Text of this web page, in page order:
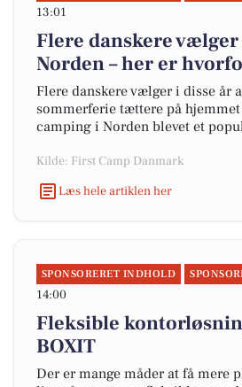
13:01
Flere danskere
Norden – her er
Flere danskere vælger i disse år
sommerferie tættere på hjemmet
camping i Norden blevet et
Kilde: First Camp Danmark
Læs hele artiklen her
SPONSORERET INDHOLD
14:00
Fleksible
BOXIT
Der er mange måder at få mere